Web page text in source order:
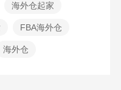
海外仓起家
FBA海外仓
海外仓